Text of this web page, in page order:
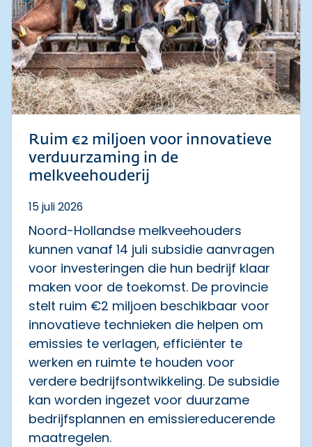
Ruim €2 miljoen voor innovatieve
verduurzaming in de
melkveehouderij
15 juli 2026
Noord-Hollandse melkveehouders
kunnen vanaf 14 juli subsidie aanvragen
voor investeringen die hun bedrijf klaar
maken voor de toekomst. De provincie
stelt ruim €2 miljoen beschikbaar voor
innovatieve technieken die helpen om
emissies te verlagen, efficiënter te
werken en ruimte te houden voor
verdere bedrijfsontwikkeling. De subsidie
kan worden ingezet voor duurzame
bedrijfsplannen en emissiereducerende
maatregelen.